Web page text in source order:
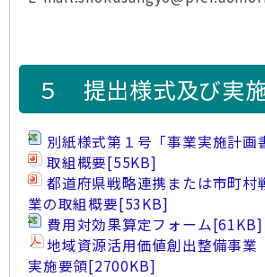
５ 提出様式及び実
別紙様式第１号「事業実施計画
取組概要[55KB]
都道府県戦略連携または市町村
業の取組概要[53KB]
費用対効果算定フォーム[61KB]
地域資源活用価値創出整備事業
実施要領[2700KB]